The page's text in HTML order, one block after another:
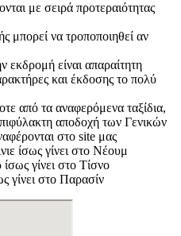
με σειρά προτεραιότητας
μπορεί να τροποποιηθεί αν
εκδρομή είναι απαραίτητη
και έκδοσης το πολύ
από τα αναφερόμενα ταξίδια,
αποδοχή των Γενικών
στο site μας
ίσως γίνει στο Νέουμ
γίνει στο Τίσνο
γίνει στο Παρασίν